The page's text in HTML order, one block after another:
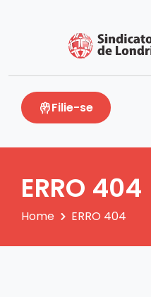
Filie-se
ERRO 404
Home ERRO 404